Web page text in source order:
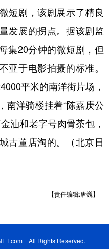
剧，该剧展示了精良
发展的拐点。据该剧监
集20分钟的微短剧，但
亚于电影拍摄的标准。
平米的南洋街片场，
南洋骑楼挂着“陈嘉庚公
油和老字号肉骨茶包，
古董店淘的。（北京日
【责任编辑:唐巍】
All Rights Reserved.